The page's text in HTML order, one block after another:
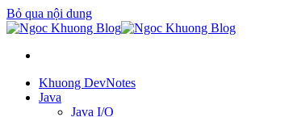
Bỏ qua nội dung
Khuong DevNotes
Java
Java I/O